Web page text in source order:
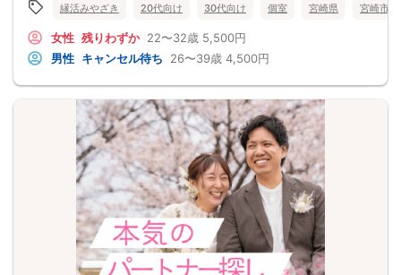
縁活みやざき 20代向け 30代向け 個室 宮崎県 宮崎市
女性 残りわずか 22〜32歳 5,500円
男性 キャンセル待ち 26〜39歳 4,500円